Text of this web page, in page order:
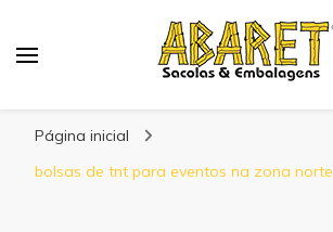
Página inicial
bolsas de tnt para eventos na zona norte